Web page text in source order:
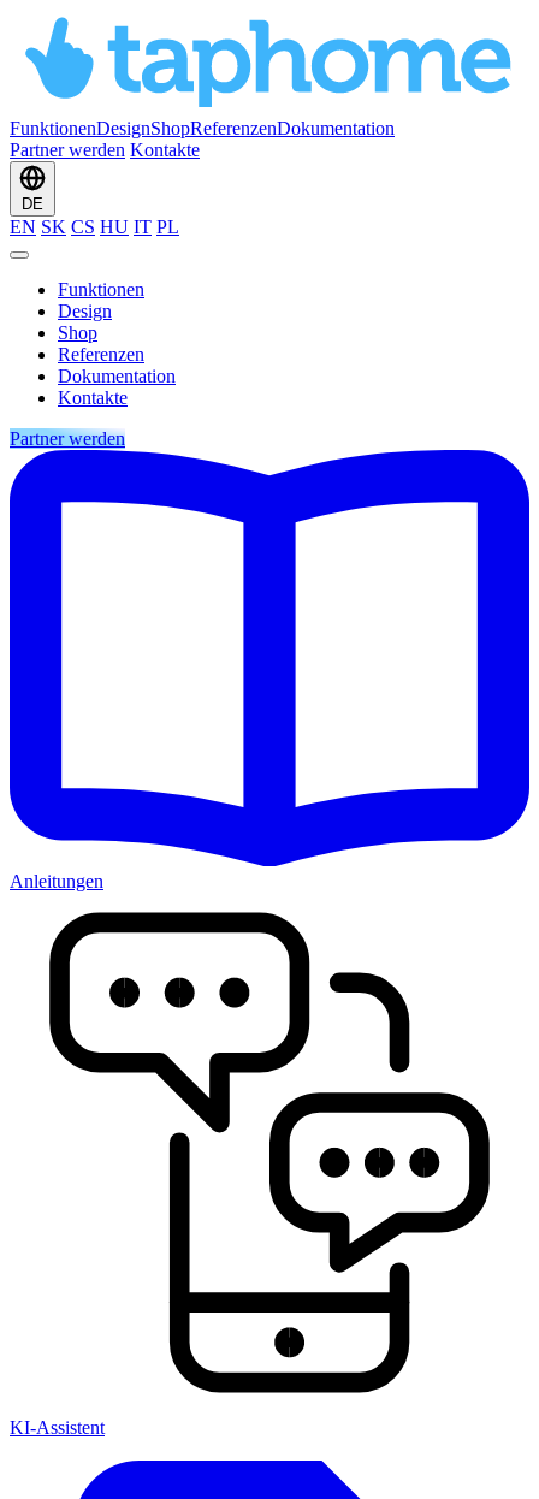
FunktionenDesignShopReferenzenDokumentation
Partner werden Kontakte
DE
EN SK CS HU IT PL
Funktionen
Design
Shop
Referenzen
Dokumentation
Kontakte
Partner werden
Anleitungen
KI-Assistent